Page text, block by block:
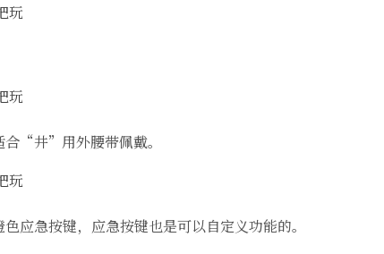
“井”用外腰带佩戴。
应急按键，应急按键也是可以自定义功能的。